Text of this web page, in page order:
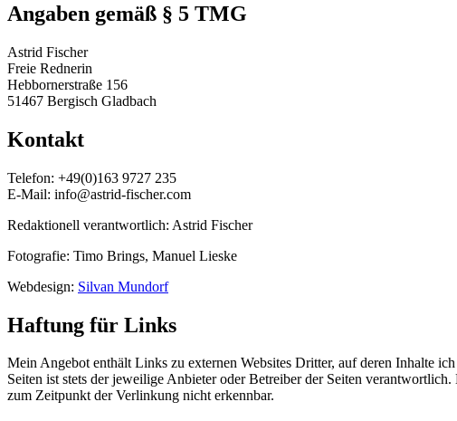
Angaben gemäß § 5 TMG
Astrid Fischer
Freie Rednerin
Hebbornerstraße 156
51467 Bergisch Gladbach
Kontakt
Telefon: +49(0)163 9727 235
E-Mail: info@astrid-fischer.com
Redaktionell verantwortlich: Astrid Fischer
Fotografie: Timo Brings, Manuel Lieske
Webdesign: Silvan Mundorf
Haftung für Links
Mein Angebot enthält Links zu externen Websites Dritter, auf deren Inhalte
Seiten ist stets der jeweilige Anbieter oder Betreiber der Seiten
zum Zeitpunkt der Verlinkung nicht erkennbar.